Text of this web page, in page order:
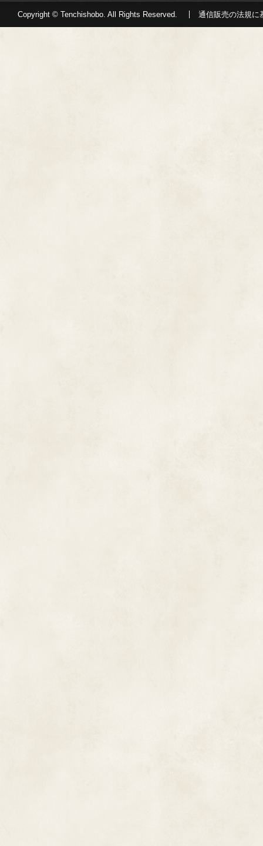
Copyright © Tenchishobo. All Rights Reserved. 通信販売の法規に